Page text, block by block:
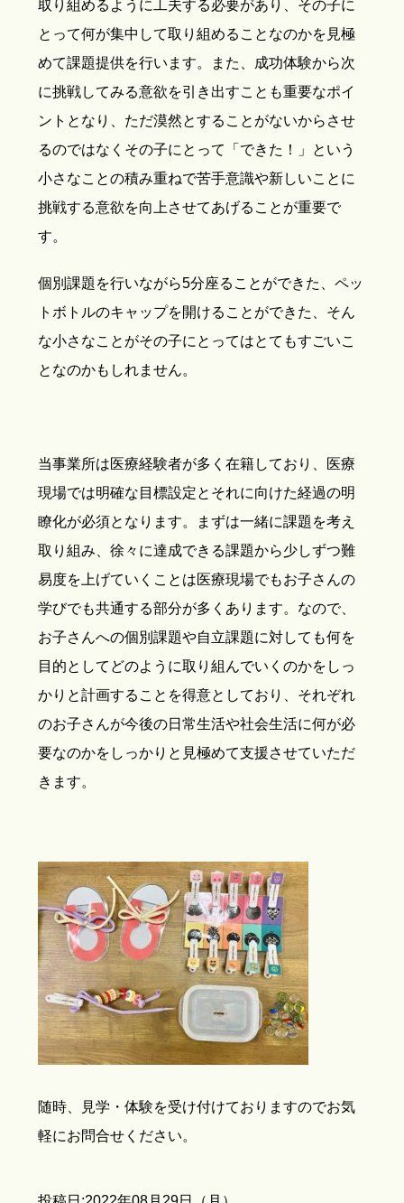
取り組めるように工夫する必要があり、その子に
とって何が集中して取り組めることなのかを見極
めて課題提供を行います。また、成功体験から次
に挑戦してみる意欲を引き出すことも重要なポイ
ントとなり、ただ漠然とすることがないからさせ
るのではなくその子にとって「できた！」という
小さなことの積み重ねで苦手意識や新しいことに
挑戦する意欲を向上させてあげることが重要で
す。
個別課題を行いながら5分座ることができた、ペッ
トボトルのキャップを開けることができた、そん
な小さなことがその子にとってはとてもすごいこ
となのかもしれません。
当事業所は医療経験者が多く在籍しており、医療
現場では明確な目標設定とそれに向けた経過の明
瞭化が必須となります。まずは一緒に課題を考え
取り組み、徐々に達成できる課題から少しずつ難
易度を上げていくことは医療現場でもお子さんの
学びでも共通する部分が多くあります。なので、
お子さんへの個別課題や自立課題に対しても何を
目的としてどのように取り組んでいくのかをしっ
かりと計画することを得意としており、それぞれ
のお子さんが今後の日常生活や社会生活に何が必
要なのかをしっかりと見極めて支援させていただ
きます。
随時、見学・体験を受け付けておりますのでお気
軽にお問合せください。